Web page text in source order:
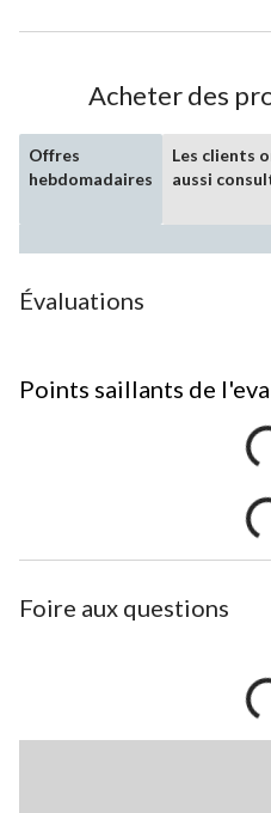
Acheter des
Offres
hebdomadaires
Les clients
aussi
Évaluations
Points saillants de
Foire aux questions